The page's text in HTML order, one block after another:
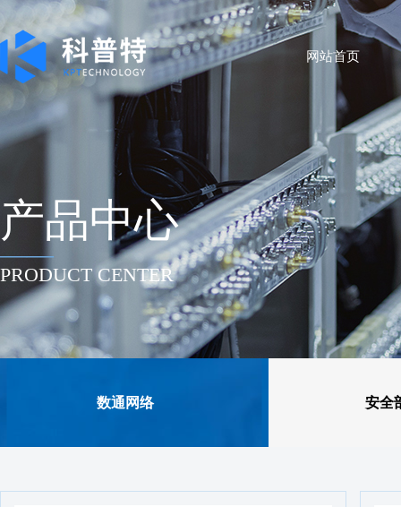
网站首页
产品中心
PRODUCT CENTER
——
数通网络 安全